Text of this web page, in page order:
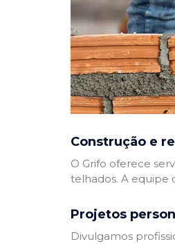
Construção e
O Grifo oferece
telhados. A equipe
Projetos
Divulgamos